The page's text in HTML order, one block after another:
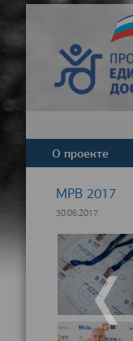
О проекте
МРВ 2017
30.06.2017